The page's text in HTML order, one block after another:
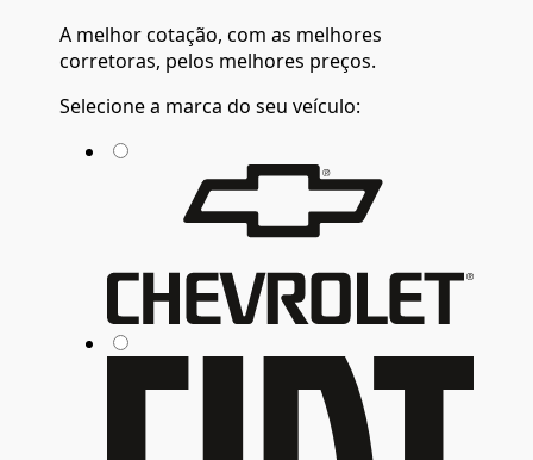
A melhor cotação, com as melhores
corretoras, pelos melhores preços.
Selecione a marca do seu veículo: